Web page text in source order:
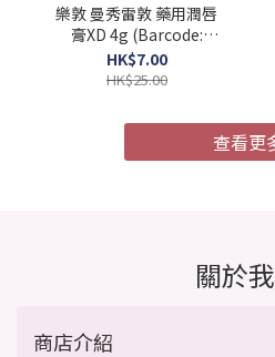
樂敦 曼秀雷敦 藥用潤唇
膏XD 4g (Barcode:
4987241105052)
HK$7.00
HK$25.00
查看更
關於
商店介紹